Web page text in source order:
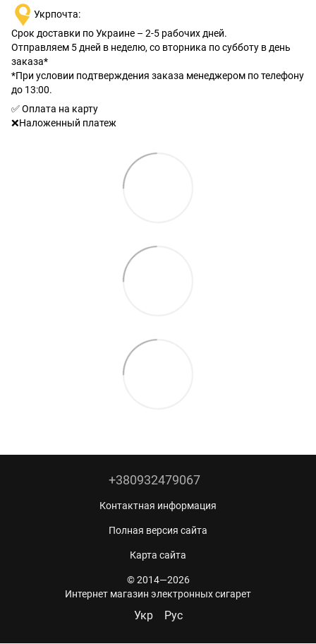
Укрпочта:
Срок доставки по Украине – 2-5 рабочих дней.
Отправляем 5 дней в неделю, со вторника по субботу в день
заказа*
*При условии подтверждения заказа менеджером по телефону
до 13:00.
✅ Оплата на карту
❌Наложенный платеж
+380932479067
Контактная информация
Полная версия сайта
Карта сайта
© 2014—2026
Интернет магазин электронных сигарет
Укр Рус